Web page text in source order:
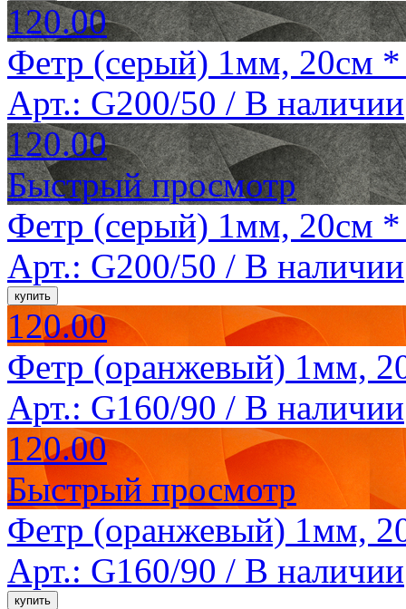
120.00
Фетр (серый) 1мм, 20см
Арт.: G200/50 / В наличии
120.00
Быстрый просмотр
Фетр (серый) 1мм, 20см
Арт.: G200/50 / В наличии
120.00
Фетр (оранжевый) 1мм,
Арт.: G160/90 / В наличии
120.00
Быстрый просмотр
Фетр (оранжевый) 1мм,
Арт.: G160/90 / В наличии